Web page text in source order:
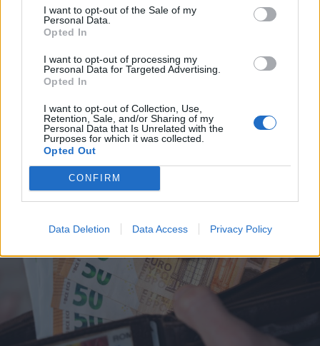
I want to opt-out of the Sale of my
Personal Data.
Opted In
I want to opt-out of processing my
Personal Data for Targeted Advertising.
Opted In
I want to opt-out of Collection, Use,
Retention, Sale, and/or Sharing of my
Personal Data that Is Unrelated with the
Purposes for which it was collected.
Opted Out
CONFIRM
Data Deletion Data Access Privacy Policy
Uszályokat süllyesztenek a Dunába
üzemben tartása érdekében –
videóval